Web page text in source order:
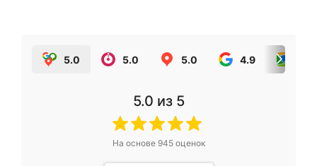
5.0 5.0 5.0 4.9
5.0 из 5
На основе 945оценок